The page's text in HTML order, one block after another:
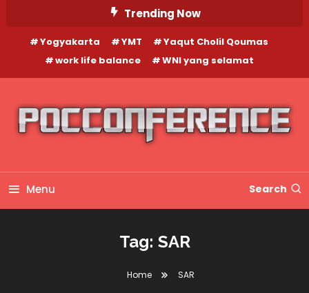
Content
Trending Now
Yogyakarta YMT
Yaqut Cholil Qoumas
work life balance
WNI yang selamat
Menu Search
Tag: SAR
Home SAR